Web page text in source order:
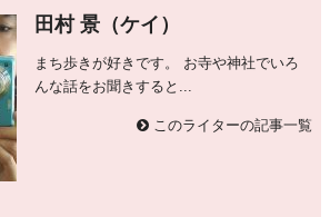
田村 景（ケイ）
まち歩きが好きです。 お寺や神社でいろ
んな話をお聞きすると...
このライターの記事一覧